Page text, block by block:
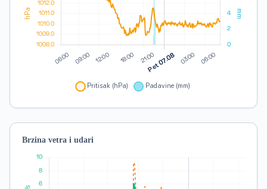
Brzina vetra i udari